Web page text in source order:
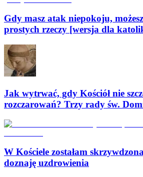
Gdy masz atak niepokoju,
prostych rzeczy [wersja dla
Jak wytrwać, gdy Kościół nie
rozczarowań? Trzy rady św.
W Kościele zostałam
doznaję uzdrowienia